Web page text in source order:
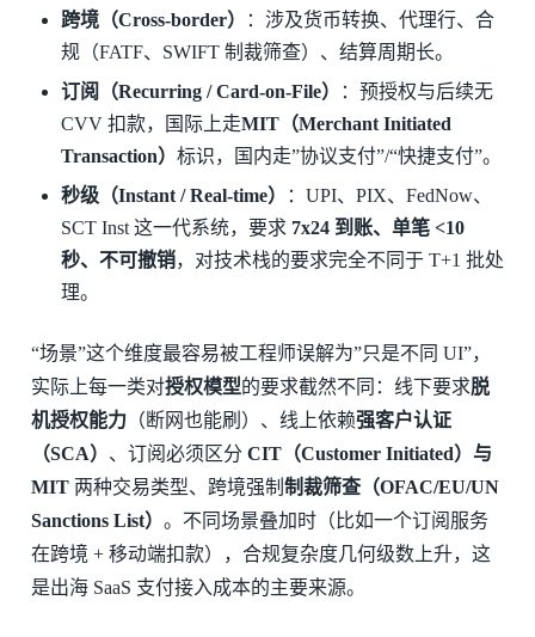
跨境（Cross-border）
：涉及货币转换、代理行、合
规（FATF、SWIFT 制裁筛查）、结算周期长。
订阅（Recurring / Card-on-File）
：预授权与后续无
CVV 扣款，国际上走MIT（Merchant Initiated
Transaction）标识，国内走”协议支付”/“快捷支付”。
秒级（Instant / Real-time）
：UPI、PIX、FedNow、
SCT Inst 这一代系统，要求 7x24 到账、单笔 <10
秒、不可撤销，对技术栈的要求完全不同于 T+1 批处
理。
“场景”这个维度最容易被工程师误解为”只是不同 UI”，
实际上每一类对授权模型的要求截然不同：线下要求脱
机授权能力（断网也能刷）、线上依赖强客户认证
（SCA） 、订阅必须区分 CIT（Customer Initiated）与
MIT两种交易类型、跨境强制 制裁筛查（OFAC/EU/UN
Sanctions List） 。不同场景叠加时（比如一个订阅服务
在跨境 + 移动端扣款），合规复杂度几何级数上升，这
是出海 SaaS 支付接入成本的主要来源。